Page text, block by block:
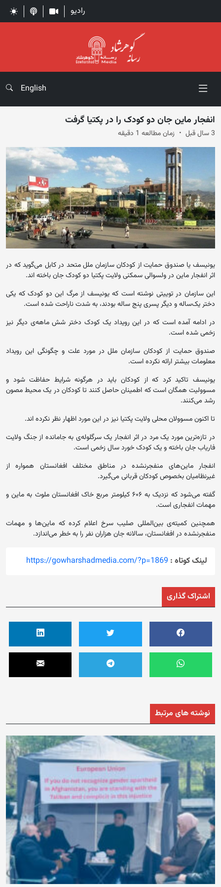
رادیو
English
انفجار ماین جان دو کودک را در پکتیا گرفت
3 سال قبل زمان مطالعه 1 دقیقه
یونیسف یا صندوق حمایت از کودکان سازمان ملل متحد در کابل می‌گوید که در
اثر انفجار ماین در ولسوالی سمکنی ولایت پکتیا دو کودک جان باخته اند.
این سازمان در توییتی نوشته است که یونیسف از مرگ این دو کودک که یکی
دختر یک‌ساله و دیگر پسری پنج ساله بودند، به شدت ناراحت شده است.
در ادامه آمده است که در این رویداد یک کودک دختر شش ماهه‌ی دیگر نیز
زخمی شده است.
صندوق حمایت از کودکان سازمان ملل در مورد علت و چگونگی این رویداد
معلومات بیشتر ارائه نکرده است.
یونیسف تاکید کرد که از کودکان باید در هرگونه شرایط حفاظت شود و
مسوولیت همگان است که اطمینان حاصل کنند تا کودکان در یک محیط مصون
رشد می‌کنند.
تا اکنون مسوولان محلی ولایت پکتیا نیز در این مورد اظهار نظر نکرده اند.
در تازه‌ترین مورد یک مرد در اثر انفجار یک سرگلوله‌ی به جامانده از جنگ ولایت
فاریاب جان باخته و یک کودک خورد سال زخمی است.
انفجار ماین‌های منفجرنشده در مناطق مختلف افغانستان همواره از
غیرنظامیان بخصوص کودکان قربانی می‌گیرد.
گفته می‌شود که نزدیک به ۶۰۶ کیلومتر مربع خاک افغانستان ملوث به ماین و
مهمات انفجاری است.
همچنین کمیته‌‌ی بین‌المللی صلیب سرخ اعلام کرده که ماین‌ها و مهمات
منفجرنشده در افغانستان، سالانه جان هزاران نفر را به ‌خطر می‌اندازد.
لینک کوتاه : https://gowharshadmedia.com/?p=1869
اشتراک گذاری
نوشته های مرتبط